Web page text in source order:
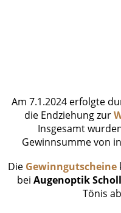
Am 7.1.2024 erfolgte
die Endziehung zur
Insgesamt
Gewinnsumme von
Die Gewinngutscheine
bei Augenoptik
Tönis